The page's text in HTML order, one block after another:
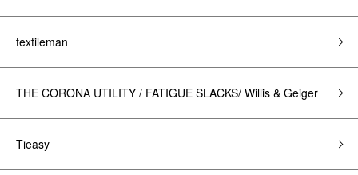
textileman
THE CORONA UTILITY / FATIGUE SLACKS/ Willis & Geiger
Tieasy